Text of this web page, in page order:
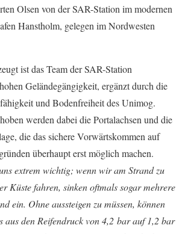
Olsen von der SAR-Station im modernen
Hanstholm, gelegen im Nordwesten
ist das Team der SAR-Station
Geländegängigkeit, ergänzt durch die
und Bodenfreiheit des Unimog.
werden dabei die Portalachsen und die
die das sichere Vorwärtskommen auf
überhaupt erst möglich machen.
extrem wichtig; wenn wir am Strand zu
Küste fahren, sinken oftmals sogar mehrere
ein. Ohne aussteigen zu müssen, können
aus den Reifendruck von 4,2 bar auf 1,2 bar